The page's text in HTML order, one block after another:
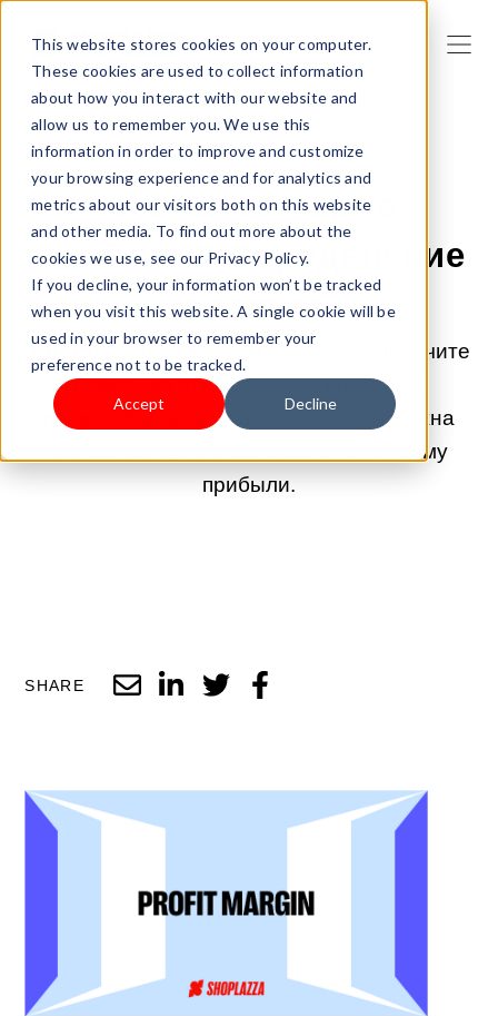
This website stores cookies on your computer.
These cookies are used to collect information
about how you interact with our website and
allow us to remember you. We use this
information in order to improve and customize
your browsing experience and for analytics and
metrics about our visitors both on this website
and other media. To find out more about the
cookies we use, see our Privacy Policy.
If you decline, your information won’t be tracked
when you visit this website. A single cookie will be
used in your browser to remember your
preference not to be tracked.
Accept Decline
29.04.2025 1:46:00 |ФИНАНСЫ
Что такое маржа
прибыли? Определение
и расчет
Так что же такое норма прибыли? Получите
ответы на эти вопросы в простой и
понятной форме. Узнайте, почему важна
норма прибыли и как рассчитать норму
прибыли.
SHARE